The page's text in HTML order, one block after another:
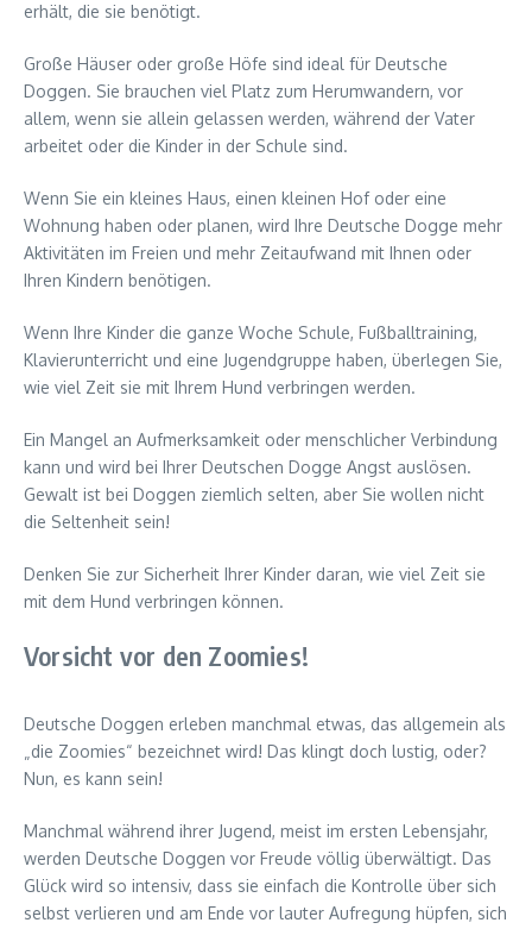
erhält, die sie benötigt.
Große Häuser oder große Höfe sind ideal für Deutsche
Doggen. Sie brauchen viel Platz zum Herumwandern, vor
allem, wenn sie allein gelassen werden, während der Vater
arbeitet oder die Kinder in der Schule sind.
Wenn Sie ein kleines Haus, einen kleinen Hof oder eine
Wohnung haben oder planen, wird Ihre Deutsche Dogge mehr
Aktivitäten im Freien und mehr Zeitaufwand mit Ihnen oder
Ihren Kindern benötigen.
Wenn Ihre Kinder die ganze Woche Schule, Fußballtraining,
Klavierunterricht und eine Jugendgruppe haben, überlegen Sie,
wie viel Zeit sie mit Ihrem Hund verbringen werden.
Ein Mangel an Aufmerksamkeit oder menschlicher Verbindung
kann und wird bei Ihrer Deutschen Dogge Angst auslösen.
Gewalt ist bei Doggen ziemlich selten, aber Sie wollen nicht
die Seltenheit sein!
Denken Sie zur Sicherheit Ihrer Kinder daran, wie viel Zeit sie
mit dem Hund verbringen können.
Vorsicht vor den Zoomies!
Deutsche Doggen erleben manchmal etwas, das allgemein als
„die Zoomies“ bezeichnet wird! Das klingt doch lustig, oder?
Nun, es kann sein!
Manchmal während ihrer Jugend, meist im ersten Lebensjahr,
werden Deutsche Doggen vor Freude völlig überwältigt. Das
Glück wird so intensiv, dass sie einfach die Kontrolle über sich
selbst verlieren und am Ende vor lauter Aufregung hüpfen, sich